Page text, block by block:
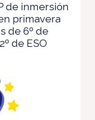
de inmersión
primavera
de 6º de
de ESO